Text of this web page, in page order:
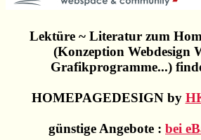
Lektüre ~ Literatur zum
(Konzeption Webdesign
Grafikprogramme...)
HOMEPAGEDESIGN by
günstige Angebote : bei